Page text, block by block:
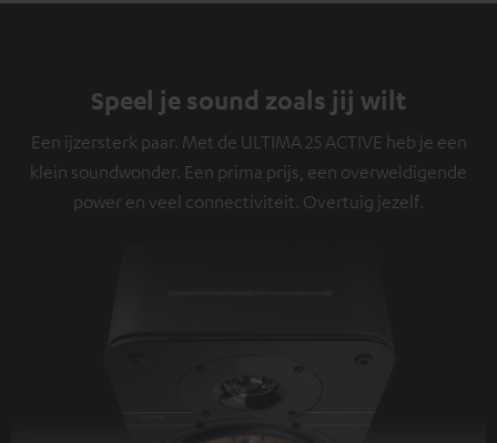
Speel je sound zoals jij wilt
Een ijzersterk paar. Met de ULTIMA 25 ACTIVE heb je een
klein soundwonder. Een prima prijs, een overweldigende
power en veel connectiviteit. Overtuig jezelf.